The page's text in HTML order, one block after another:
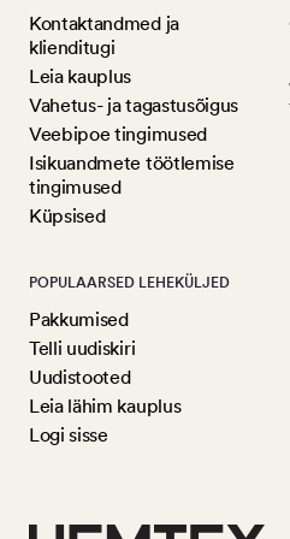
Kontaktandmed ja
klienditugi
Leia kauplus
Vahetus- ja tagastusõigus
Veebipoe tingimused
Isikuandmete töötlemise
tingimused
Küpsised
POPULAARSED LEHEKÜLJED
Pakkumised
Telli uudiskiri
Uudistooted
Leia lähim kauplus
Logi sisse